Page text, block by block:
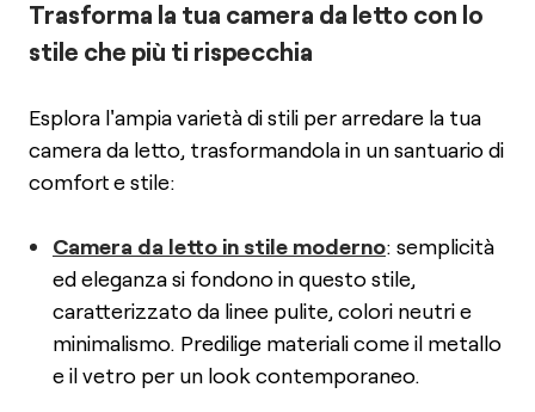
Trasforma la tua camera da letto con lo
stile che più ti rispecchia
Esplora l'ampia varietà di stili per arredare la tua
camera da letto, trasformandola in un santuario di
comfort e stile:
Camera da letto in stile moderno: semplicità
ed eleganza si fondono in questo stile,
caratterizzato da linee pulite, colori neutri e
minimalismo. Predilige materiali come il metallo
e il vetro per un look contemporaneo.